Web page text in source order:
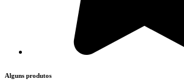
Alguns produtos